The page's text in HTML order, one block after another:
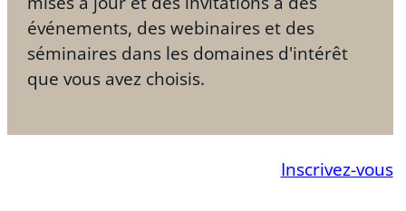
Auteur, « Practical Law’s Private Acquisitions
Multi-Jurisdictional Guide – Country
Commentary – Canada », Thomson Reuters,
Conférencier, « Spotting the Tax Issues in
Business Transactions », Taxation for General
événements, des webinaires et des
séminaires dans les domaines d'intérêt
que vous avez choisis.
Inscrivez-vous